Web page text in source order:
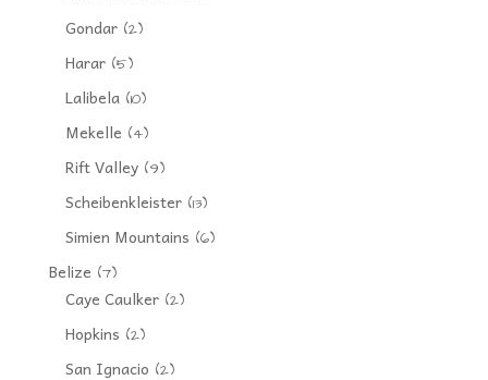
Gondar(2)
Harar(5)
Lalibela(10)
Mekelle (4)
Rift Valley(9)
Scheibenkleister(13)
Simien Mountains (6)
Belize (7)
Caye Caulker(2)
Hopkins (2)
San Ignacio (2)